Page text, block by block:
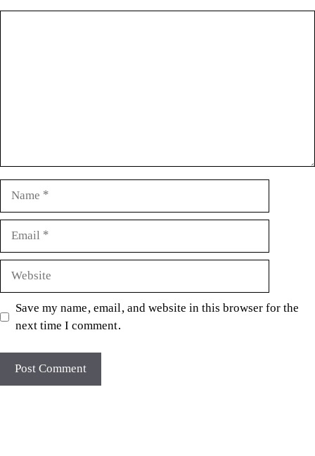
Comment
Name
Email
Website
Save my name, email, and website in this browser for the
next time I comment.